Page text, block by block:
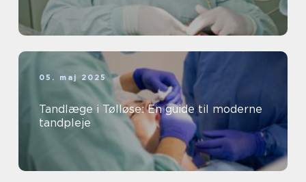
05. maj 2025
Tandlæge i Tølløse: En guide til moderne
tandpleje